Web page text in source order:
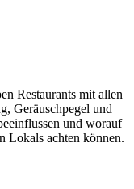
Restaurants mit allen
Geräuschpegel und
und worauf
Lokals achten können.